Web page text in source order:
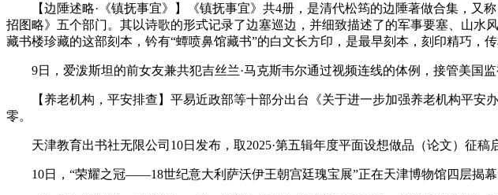
【边陲述略·《镇抚事宜》】《镇抚事宜》共4册，是清代松筠的边陲著做合集，又
招图略》五个部门。其以诗歌的形式记录了边塞巡边，并细致描述了的军事要塞、山
藏书楼珍藏的这部刻本，钤有“蟫喷鼻馆藏书”的白文长方印，是最早刻本，刻印精巧
9日，爱泼斯坦的前女友兼共犯吉丝兰·马克斯韦尔通过视频连线的体例，接管美国监
【养老机构，平安排查】平易近政部等十部分出台《关于进一步加强养老机构平安
零。
天津教育出书社无限公司10日发布，取2025·第五辑年度平面设想做品（论文）征稿
10日，“荣耀之冠——18世纪意大利萨沃伊王朝宫廷瑰宝展”正在天津博物馆四层揭幕